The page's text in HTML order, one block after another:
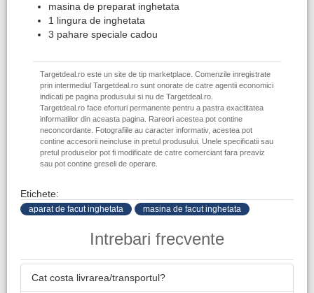
masina de preparat inghetata
1 lingura de inghetata
3 pahare speciale cadou
Targetdeal.ro este un site de tip marketplace. Comenzile inregistrate
prin intermediul Targetdeal.ro sunt onorate de catre agentii economici
indicati pe pagina produsului si nu de Targetdeal.ro.
Targetdeal.ro face eforturi permanente pentru a pastra exactitatea
informatiilor din aceasta pagina. Rareori acestea pot contine
neconcordante. Fotografiile au caracter informativ, acestea pot
contine accesorii neincluse in pretul produsului. Unele specificatii sau
pretul produselor pot fi modificate de catre comerciant fara preaviz
sau pot contine greseli de operare.
Etichete:
aparat de facut inghetata masina de facut inghetata
Intrebari frecvente
Cat costa livrarea/transportul?